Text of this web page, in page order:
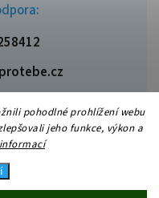
pohodlné prohlížení webu
jeho funkce, výkon a
. Všechna práva vyhrazena.